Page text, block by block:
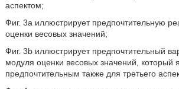
аспектом;
Фиг. 3a иллюстрирует предпочтительную
оценки весовых значений;
Фиг. 3b иллюстрирует предпочтительный
модуля оценки весовых значений, который
предпочтительным также для третьего